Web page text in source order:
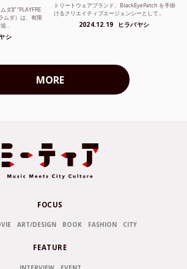
ダ))” “PLAYFRE
ムダ）は、有限
...
シ
トリートウェアブランド、BlackEyePatch を手掛
けるクリエイティブエージェンシーとして...
2024.12.19 ヒラバヤシ
MORE
FOCUS
ART/DESIGN BOOK FASHION CITY
FEATURE